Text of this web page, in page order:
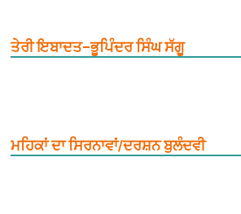
ਤੇਰੀ ਇਬਾਦਤ–ਭੂਪਿੰਦਰ ਸਿੰਘ ਸੱਗੂ
ਮਹਿਕਾਂ ਦਾ ਸਿਰਨਾਵਾਂ/ਦਰਸ਼ਨ ਬੁਲੰਦਵੀ